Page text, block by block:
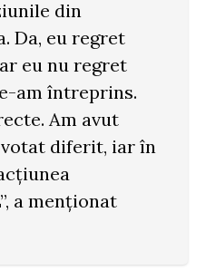
din
Da, eu regret
eu nu regret
am întreprins.
Am avut
diferit, iar în
a menționat